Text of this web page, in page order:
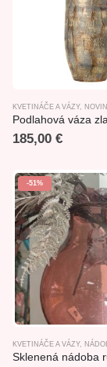
KVETINÁČE A VÁZY,
185,00 €
-51%
KVETINÁČE A VÁZY,